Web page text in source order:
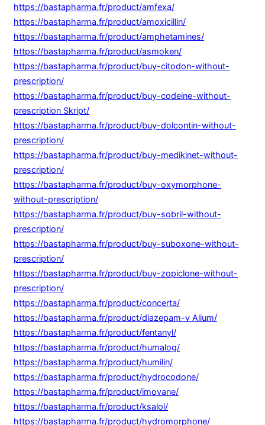
https://bastapharma.fr/product/amfexa/
https://bastapharma.fr/product/amoxicillin/
https://bastapharma.fr/product/amphetamines/
https://bastapharma.fr/product/asmoken/
https://bastapharma.fr/product/buy-citodon-without-
prescription/
https://bastapharma.fr/product/buy-codeine-without-
prescription Skript/
https://bastapharma.fr/product/buy-dolcontin-without-
prescription/
https://bastapharma.fr/product/buy-medikinet-without-
prescription/
https://bastapharma.fr/product/buy-oxymorphone-
without-prescription/
https://bastapharma.fr/product/buy-sobril-without-
prescription/
https://bastapharma.fr/product/buy-suboxone-without-
prescription/
https://bastapharma.fr/product/buy-zopiclone-without-
prescription/
https://bastapharma.fr/product/concerta/
https://bastapharma.fr/product/diazepam-v Alium/
https://bastapharma.fr/product/fentanyl/
https://bastapharma.fr/product/humalog/
https://bastapharma.fr/product/humilin/
https://bastapharma.fr/product/hydrocodone/
https://bastapharma.fr/product/imovane/
https://bastapharma.fr/product/ksalol/
https://bastapharma.fr/product/hydromorphone/